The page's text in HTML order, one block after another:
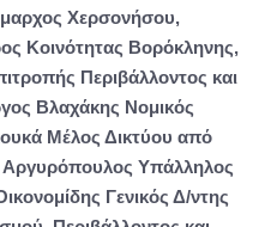
Χερσονήσου,
Κοινότητας Βορόκληνης,
Περιβάλλοντος και
Βλαχάκης Νομικός
Μέλος Δικτύου από
Υπάλληλος
Γενικός Δ/ντης